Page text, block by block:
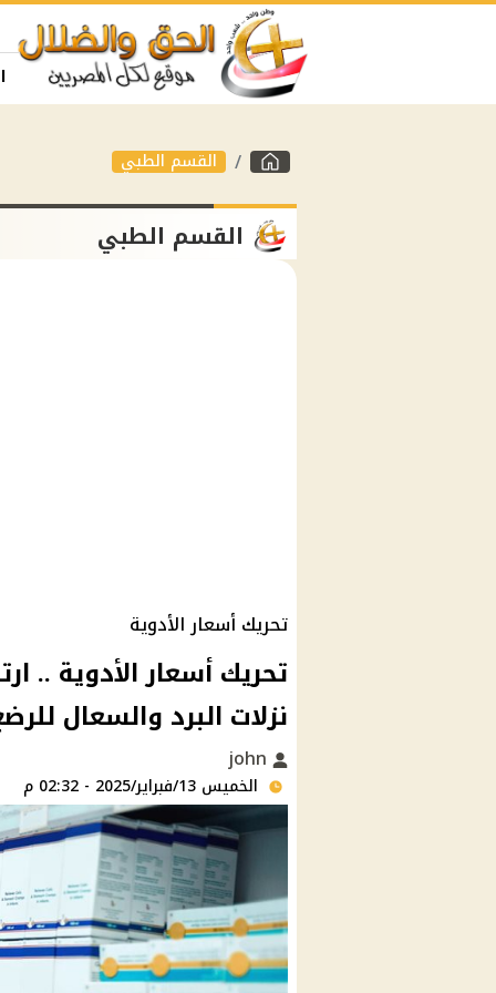
القسم الطبي
القسم الطبي
تحريك أسعار الأدوية
تحريك أسعار الأدوية ..
نزلات البرد والسعال
الخميس 13/فبراير/2025 - 02:32 م